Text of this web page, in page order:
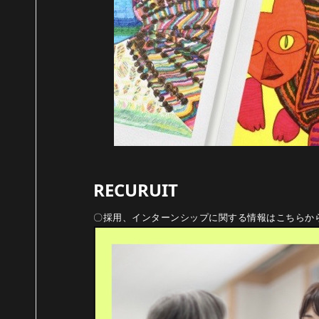
RECURUIT
〇採用、インターンシップに関する情報はこちらか